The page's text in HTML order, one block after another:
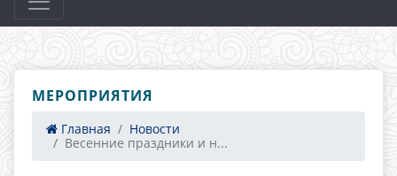
МЕРОПРИЯТИЯ
Главная
Новости
Весенние праздники и н...